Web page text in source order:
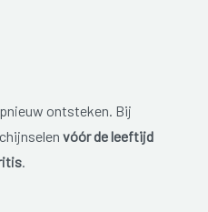
ontsteken. Bij
vóór de leeftijd
.